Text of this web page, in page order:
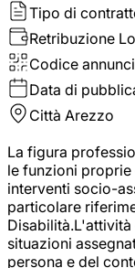
Tipo di
Retribuzione
Codice
Data di
Città Arezzo
La figura
le funzioni
interventi socio-
particolare
situazioni
persona e del